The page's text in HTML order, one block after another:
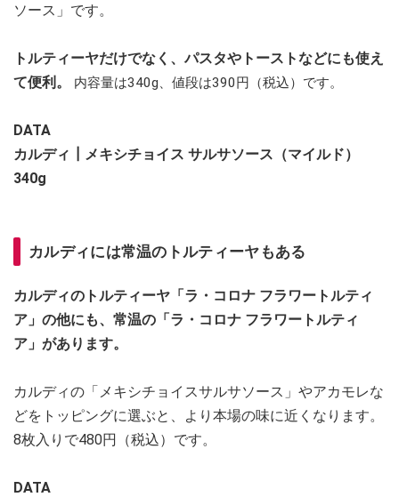
ソース」です。
トルティーヤだけでなく、パスタやトーストなどにも使え
て便利。
内容量は340g、値段は390円（税込）です。
DATA
カルディ┃メキシチョイス サルサソース（マイルド）
340g
カルディには常温のトルティーヤもある
カルディのトルティーヤ「ラ・コロナ フラワートルティ
ア」の他にも、常温の「ラ・コロナ フラワートルティ
ア」があります。
カルディの「メキシチョイスサルサソース」やアカモレな
どをトッピングに選ぶと、より本場の味に近くなります。
8枚入りで480円（税込）です。
DATA